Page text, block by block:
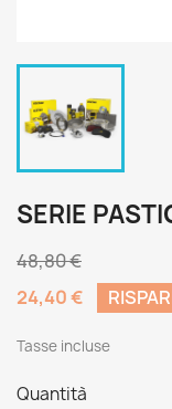
SERIE
48,80 €
24,40 €
Tasse incluse
Quantità